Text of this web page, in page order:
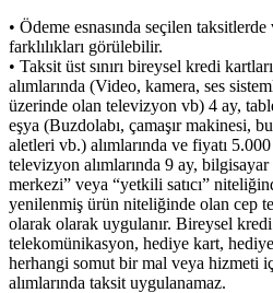
• Ödeme esnasında seçilen
farklılıkları görülebilir.
• Taksit üst sınırı bireysel kredi
alımlarında (Video, kamera, ses
üzerinde olan televizyon vb) 4 ay,
eşya (Buzdolabı, çamaşır makinesi,
aletleri vb.) alımlarında ve fiyatı
televizyon alımlarında 9 ay,
merkezi” veya “yetkili satıcı”
yenilenmiş ürün niteliğinde olan cep
olarak olarak uygulanır. Bireysel
telekomünikasyon, hediye kart,
herhangi somut bir mal veya hizmeti
alımlarında taksit uygulanamaz.